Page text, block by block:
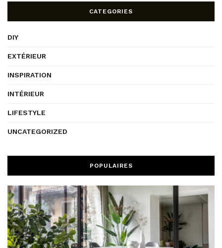
CATEGORIES
DIY
EXTÉRIEUR
INSPIRATION
INTÉRIEUR
LIFESTYLE
UNCATEGORIZED
POPULAIRES